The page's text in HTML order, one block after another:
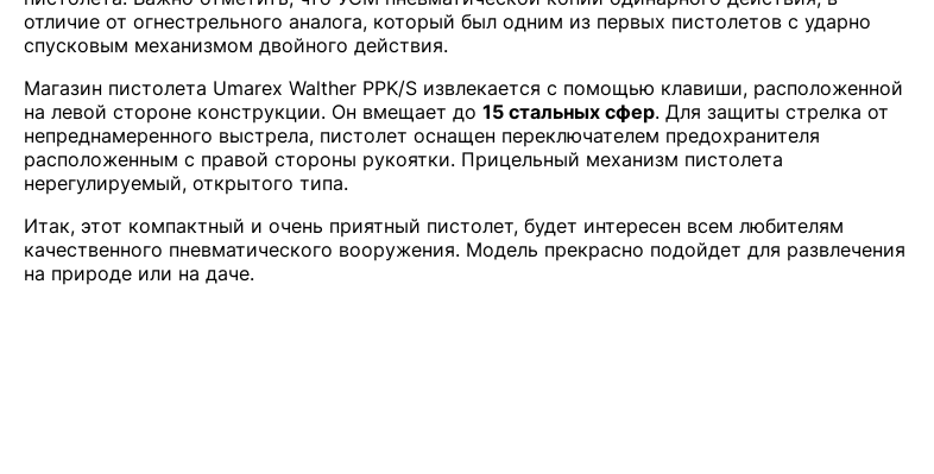
отличие от огнестрельного аналога, который был одним из первых пистолетов с ударно
спусковым механизмом двойного действия.
Магазин пистолета Umarex Walther PPK/S извлекается с помощью клавиши, расположенной
на левой стороне конструкции. Он вмещает до 15 стальных сфер. Для защиты стрелка от
непреднамеренного выстрела, пистолет оснащен переключателем предохранителя
расположенным с правой стороны рукоятки. Прицельный механизм пистолета
нерегулируемый, открытого типа.
Итак, этот компактный и очень приятный пистолет, будет интересен всем любителям
качественного пневматического вооружения. Модель прекрасно подойдет для развлечения
на природе или на даче.